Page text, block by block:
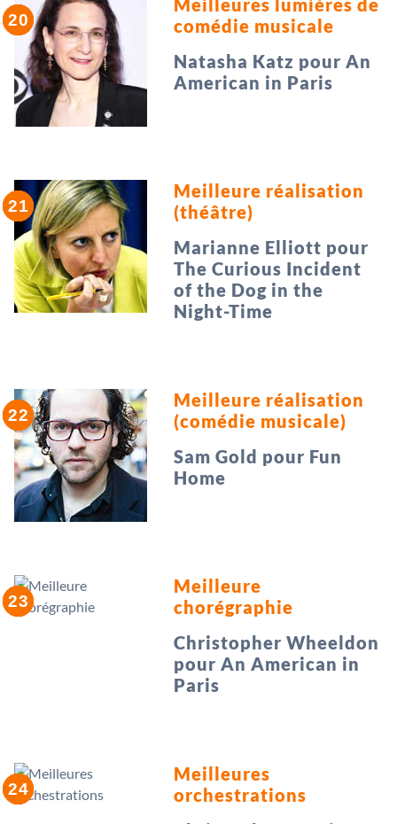
Meilleures lumières de
comédie musicale
Natasha Katz pour An
American in Paris
Meilleure réalisation
(théâtre)
Marianne Elliott pour
The Curious Incident
of the Dog in the
Night-Time
Meilleure réalisation
(comédie musicale)
Sam Gold pour Fun
Home
Meilleure
chorégraphie
Christopher Wheeldon
pour An American in
Paris
Meilleures
orchestrations